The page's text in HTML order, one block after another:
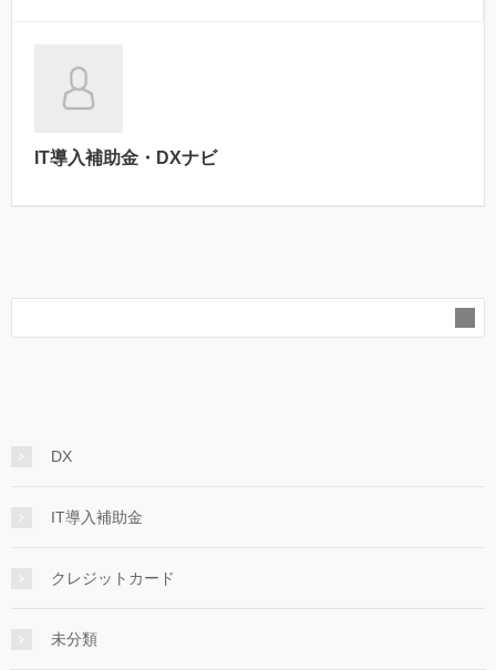
IT導入補助金・DXナビ
DX
IT導入補助金
クレジットカード
未分類